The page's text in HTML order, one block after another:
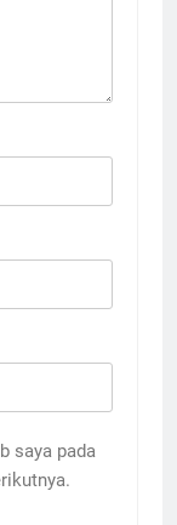
saya pada